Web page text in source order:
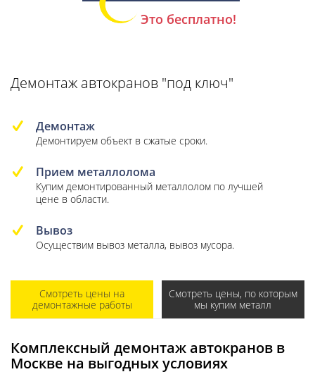
Это бесплатно!
Демонтаж автокранов "под ключ"
Демонтаж
Демонтируем объект в сжатые сроки.
Прием металлолома
Купим демонтированный металлолом по лучшей
цене в области.
Вывоз
Осуществим вывоз металла, вывоз мусора.
Смотреть цены на
демонтажные работы
Смотреть цены, по которым
мы купим металл
Комплексный демонтаж автокранов в
Москве на выгодных условиях